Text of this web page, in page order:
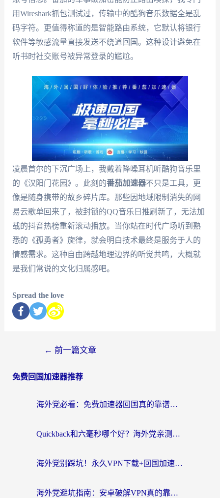
用Wireshark抓包测试过，传输中的酷狗音乐数据全是乱
码字符。更值得称道的是智能路由系统，它默认将银行
软件等敏感流量直接发送不绕道回国。这种设计避免在
听书时社交账号被异常登录的尴尬。
凌晨首尔的下沉广场上，我戴着降噪耳机听酷狗音乐里
的《汉阳门花园》。此刻的番茄加速器不只是工具，更
像是随身携带的故乡碎片库。那些因地域限制消失的网
易云歌单回来了，被封锁的QQ音乐日推刷新了，无法加
载的抖音热榜重新滚动播放。当你站在时代广场听到熟
悉的《孤勇者》旋律，就会明白技术最终是服务于人的
情感需求。这种自由跨越地理边界的听觉共鸣，大概就
是我们常说的文化归属感吧。
Spread the love
← 前一篇文章
免费回国加速器推荐
海外党必看：免费加速器回国真的靠谱吗？3步教你选到好用的归雁替代
Quickback和六毫秒哪个好？海外党亲测：选对回国加速器，无缝刷剧办公不再愁
海外党别踩坑！永久VPN下载+回国加速器选择指南，无缝刷国内剧游戏支付
海外党避坑指南：安卓破解VPN真的靠谱吗？教你选对回国加速器无缝刷国内资源